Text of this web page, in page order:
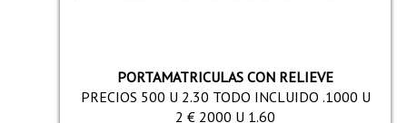
PORTAMATRICULAS CON RELIEVE
PRECIOS 500 U 2.30 TODO INCLUIDO .1000 U
2 € 2000 U 1.60